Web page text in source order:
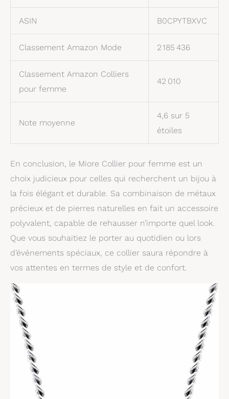
ASIN B0CPYTBXVC
Classement Amazon Mode 2 185 436
Classement Amazon Colliers
pour femme
42 010
Note moyenne
4,6 sur 5
étoiles
En conclusion, le Miore Collier pour femme est un
choix judicieux pour celles qui recherchent un bijou à
la fois élégant et durable. Sa combinaison de métaux
précieux et de pierres naturelles en fait un accessoire
polyvalent, capable de rehausser n’importe quel look.
Que vous souhaitiez le porter au quotidien ou lors
d’événements spéciaux, ce collier saura répondre à
vos attentes en termes de style et de confort.